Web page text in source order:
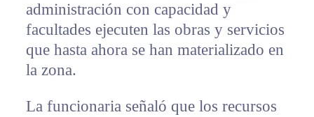
administración con capacidad y
facultades ejecuten las obras y servicios
que hasta ahora se han materializado en
la zona.
La funcionaria señaló que los recursos